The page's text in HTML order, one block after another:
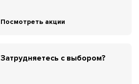
Посмотреть акции
Затрудняетесь с выбором?